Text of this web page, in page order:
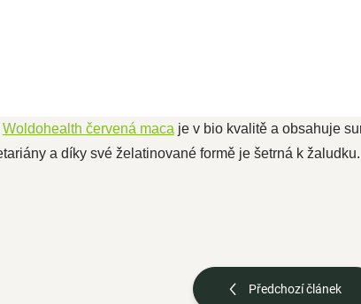
Woldohealth červená maca je v bio kvalitě a obsahuje
a díky své želatinované formě je šetrná k žaludku.
Předchozí článek